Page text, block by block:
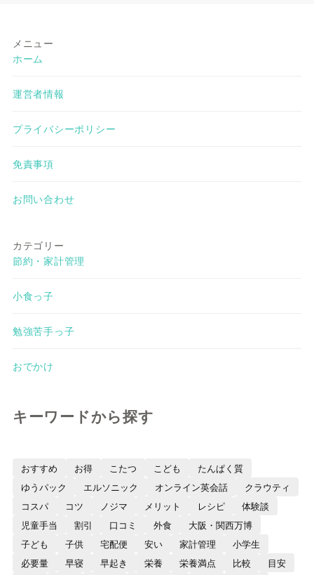
メニュー
ホーム
運営者情報
プライバシーポリシー
免責事項
お問い合わせ
カテゴリー
節約・家計管理
小食っ子
勉強苦手っ子
おでかけ
キーワードから探す
おすすめ お得 こたつ こども
たんぱく質
ゆうパック
エルソニック オンライン英会話
クラウティ
コスパ
コツ ノジマ メリット レシピ
体験談
児童手当
割引 口コミ 外食
大阪・関西万博
子ども
子供 宅配便 安い 家計管理
小学生
必要量
早寝 早起き 栄養 栄養満点 比較
目安